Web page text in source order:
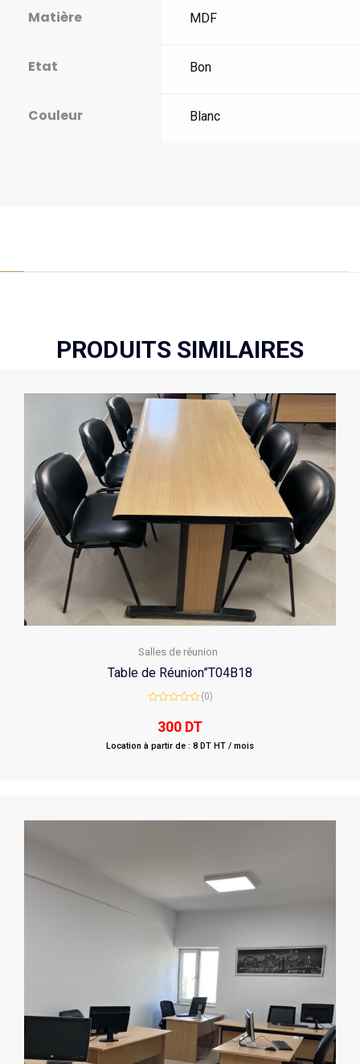
Matière MDF
Etat Bon
Couleur Blanc
PRODUITS SIMILAIRES
Salles de réunion
Table de Réunion”T04B18
out
5
(0)
300 DT
Location à partir de : 8 DT HT / mois